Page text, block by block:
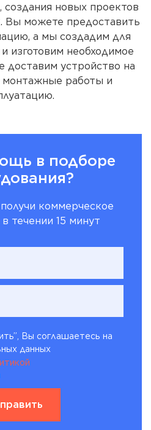
новых проектов
Вы можете предоставить
а мы создадим для
изготовим необходимое
доставим устройство на
монтажные работы и
в подборе
коммерческое
течении 15 минут
Вы соглашаетесь на
данных